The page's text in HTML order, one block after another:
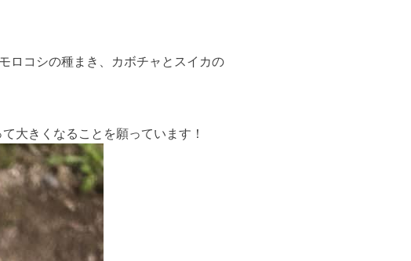
ロコシの種まき、カボチャとスイカの
大きくなることを願っています！